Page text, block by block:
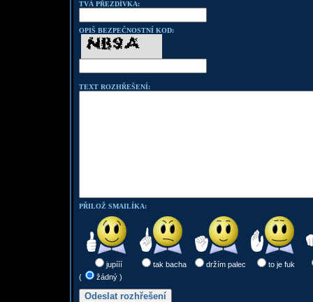
TVÁ PŘEZDÍVKA:
OPIŠ BEZPEČNOSTNÍ KOD:
TEXT ROZHŘEŠENÍ:
PŘILOŽ SMAILÍKA:
jupííí tak bacha držím palec
to je fuk
(
žádný )